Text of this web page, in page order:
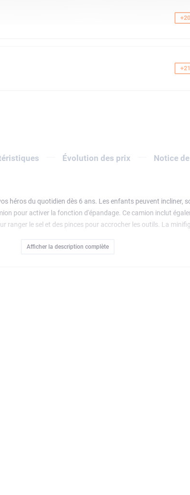
Évolution des prix Notice
héros du quotidien dès 6 ans. Les enfants peuvent incliner,
pour activer la fonction d'épandage. Ce camion inclut
ranger le sel et des pinces pour accrocher les outils. La
LEGO City (vendus séparément) pour encore plus
Afficher la description complète